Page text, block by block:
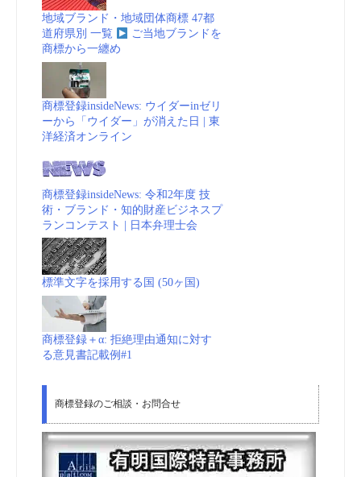
地域ブランド・地域団体商標 47都
道府県別 一覧
ご当地ブランドを
商標から一纏め
商標登録insideNews: ウイダーinゼリ
ーから「ウイダー」が消えた日 | 東
洋経済オンライン
商標登録insideNews: 令和2年度 技
術・ブランド・知的財産ビジネスプ
ランコンテスト | 日本弁理士会
標準文字を採用する国 (50ヶ国)
商標登録＋α: 拒絶理由通知に対す
る意見書記載例#1
商標登録のご相談・お問合せ